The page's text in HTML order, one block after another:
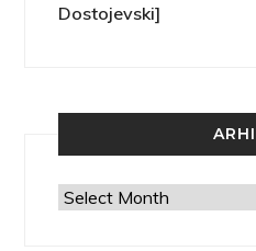
Dostojevski]
Arhiva